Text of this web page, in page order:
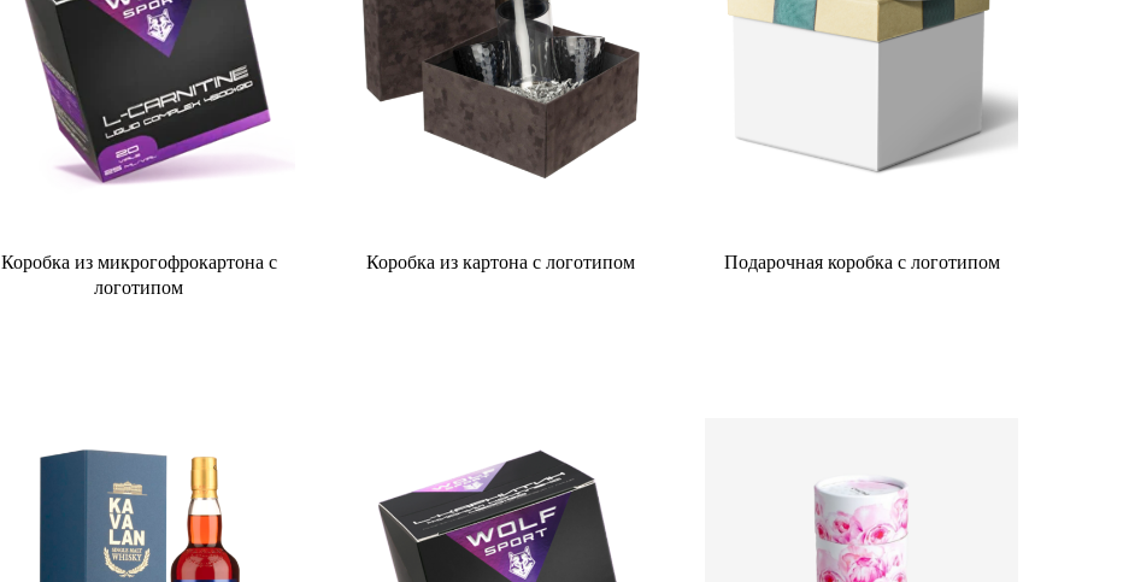
Коробка из микрогофрокартона с
логотипом
Коробка из картона с логотипом Подарочная коробка с логотипом